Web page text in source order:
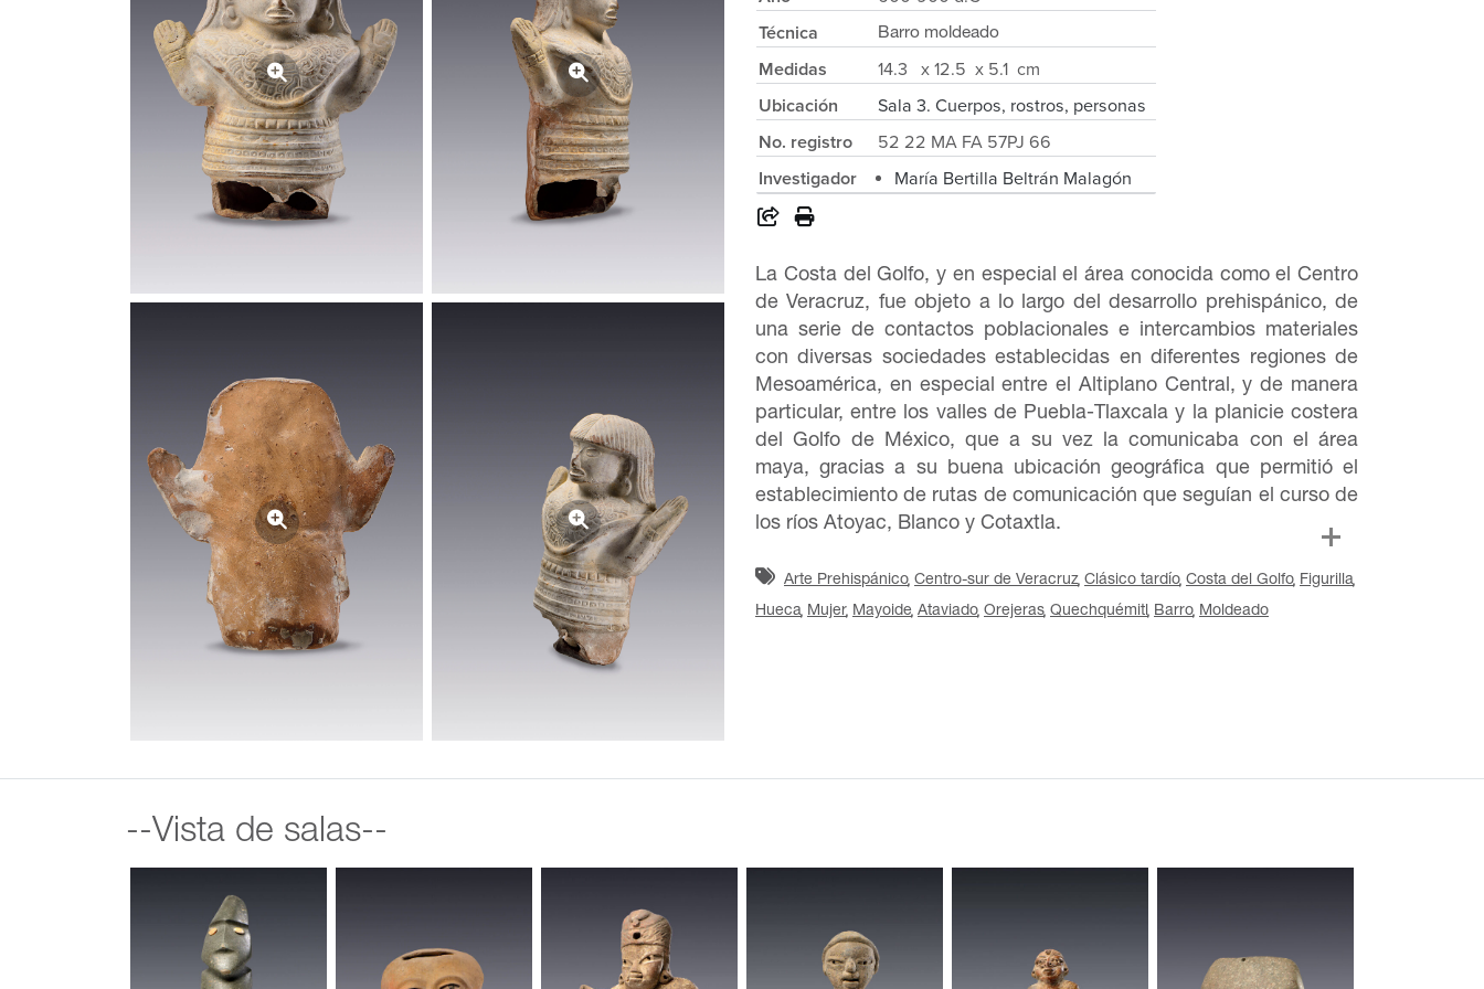
Técnica
Barro moldeado
Medidas
14.3 x 12.5 x 5.1 cm
Ubicación
Sala 3. Cuerpos, rostros, personas
No. registro
52 22 MA FA 57PJ 66
Investigador
María Bertilla Beltrán Malagón
La Costa del Golfo, y en especial el área conocida como el Centro
de Veracruz, fue objeto a lo largo del desarrollo prehispánico, de
una serie de contactos poblacionales e intercambios materiales
con diversas sociedades establecidas en diferentes regiones de
Mesoamérica, en especial entre el Altiplano Central, y de manera
particular, entre los valles de Puebla-Tlaxcala y la planicie costera
del Golfo de México, que a su vez la comunicaba con el área
maya, gracias a su buena ubicación geográfica que permitió el
establecimiento de rutas de comunicación que seguían el curso de
los ríos Atoyac, Blanco y Cotaxtla.
Arte Prehispánico Centro-sur de Veracruz Clásico tardío Costa del Golfo Figurilla
Hueca Mujer Mayoide Ataviado Orejeras Quechquémitl Barro Moldeado
--Vista de salas--